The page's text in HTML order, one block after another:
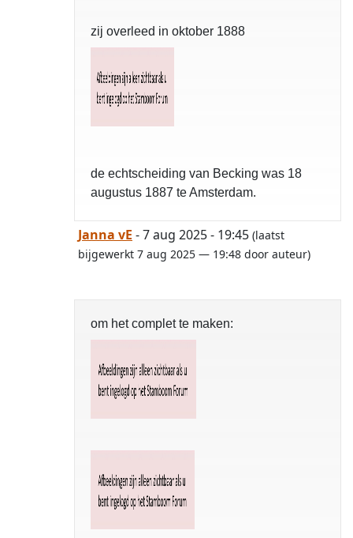
zij overleed in oktober 1888
de echtscheiding van Becking was 18
augustus 1887 te Amsterdam.
Janna vE - 7 aug 2025 - 19:45 (laatst
bijgewerkt 7 aug 2025 — 19:48 door auteur)
om het complet te maken: